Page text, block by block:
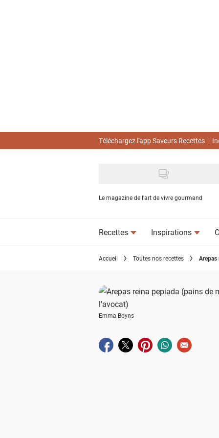
Téléchargez l'app Saveurs Recettes
Le magazine de l'art de vivre gourmand
Recettes Inspirations
Accueil Toutes nos recettes Arepas
Emma Boyns
Partager sur facebook
Partager sur twitter
Partager sur pinterest
Partager sur
Envoyer à